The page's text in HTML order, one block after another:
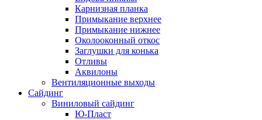
Карнизная планка
Примыкание верхнее
Примыкание нижнее
Околооконный откос
Заглушки для конька
Отливы
Аквилоны
Вентиляционные выходы
Сайдинг
Виниловый сайдинг
Ю-Пласт